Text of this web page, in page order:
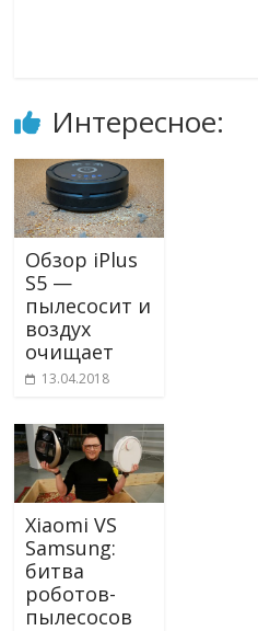
Интересное:
Обзор iPlus
S5 —
пылесосит и
воздух
очищает
13.04.2018
Xiaomi VS
Samsung:
битва
роботов-
пылесосов